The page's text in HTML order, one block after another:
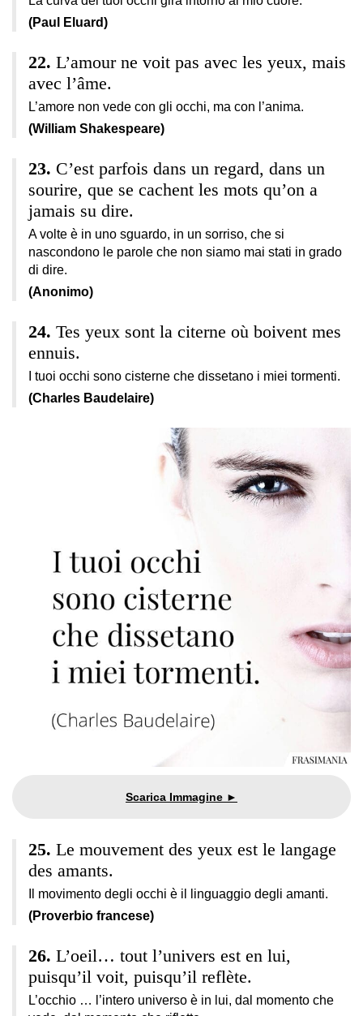
(Paul Eluard)
L’amour ne voit pas avec les yeux, mais
avec l’âme.
L’amore non vede con gli occhi, ma con l’anima.
(William Shakespeare)
C’est parfois dans un regard, dans un
sourire, que se cachent les mots qu’on a
jamais su dire.
A volte è in uno sguardo, in un sorriso, che si
nascondono le parole che non siamo mai stati in grado
di dire.
(Anonimo)
Tes yeux sont la citerne où boivent mes
ennuis.
I tuoi occhi sono cisterne che dissetano i miei tormenti.
(Charles Baudelaire)
Le mouvement des yeux est le langage
des amants.
Il movimento degli occhi è il linguaggio degli amanti.
(Proverbio francese)
L’oeil… tout l’univers est en lui,
puisqu’il voit, puisqu’il reflète.
L’occhio … l’intero universo è in lui, dal momento che